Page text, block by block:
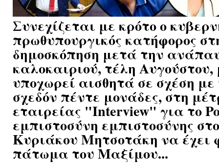
Συνεχίζεται με κρότο ο
πρωθυπουργικός κατήφορος
δημοσκόπηση μετά την
καλοκαιριού, τέλη
υποχωρεί αισθητά σε σχέση με
σχεδόν πέντε μονάδες, στη
εταιρείας "Interview" για το
εμπιστοσύνη εμπιστοσύνης
Κυριάκου Μητσοτάκη να έχει
πάτωμα του Μαξίμου...